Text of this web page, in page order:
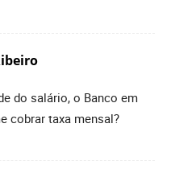
do salário, o Banco em
cobrar taxa mensal?